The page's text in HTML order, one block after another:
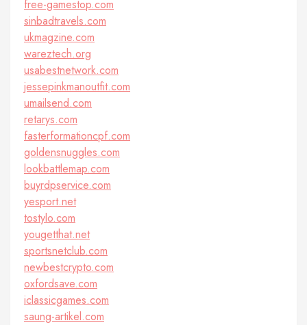
free-gamestop.com
sinbadtravels.com
ukmagzine.com
wareztech.org
usabestnetwork.com
jessepinkmanoutfit.com
umailsend.com
retarys.com
fasterformationcpf.com
goldensnuggles.com
lookbattlemap.com
buyrdpservice.com
yesport.net
tostylo.com
yougetthat.net
sportsnetclub.com
newbestcrypto.com
oxfordsave.com
iclassicgames.com
saung-artikel.com